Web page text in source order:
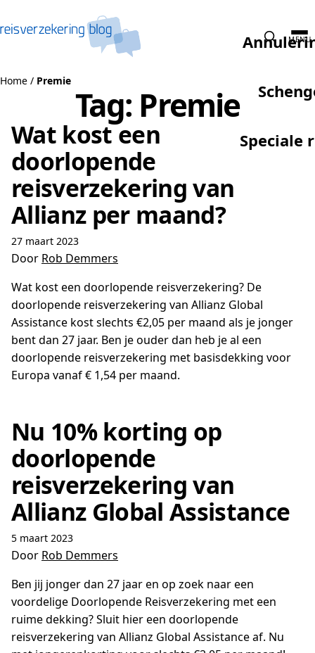
Speciale
MENU
Home / Premie
Tag: Premie
Wat kost een
doorlopende
reisverzekering van
Allianz per maand?
27 maart 2023
Door Rob Demmers
Wat kost een doorlopende reisverzekering? De
doorlopende reisverzekering van Allianz Global
Assistance kost slechts €2,05 per maand als je jonger
bent dan 27 jaar. Ben je ouder dan heb je al een
doorlopende reisverzekering met basisdekking voor
Europa vanaf € 1,54 per maand.
Nu 10% korting op
doorlopende
reisverzekering van
Allianz Global Assistance
5 maart 2023
Door Rob Demmers
Ben jij jonger dan 27 jaar en op zoek naar een
voordelige Doorlopende Reisverzekering met een
ruime dekking? Sluit hier een doorlopende
reisverzekering van Allianz Global Assistance af. Nu